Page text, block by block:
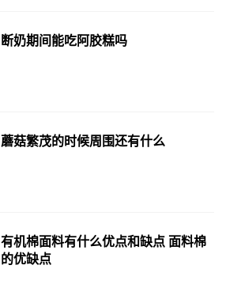
断奶期间能吃阿胶糕吗
蘑菇繁茂的时候周围还有什么
有机棉面料有什么优点和缺点 面料棉
的优缺点